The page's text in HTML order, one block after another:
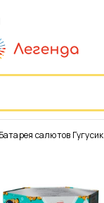
Батарея салютов Гугусик